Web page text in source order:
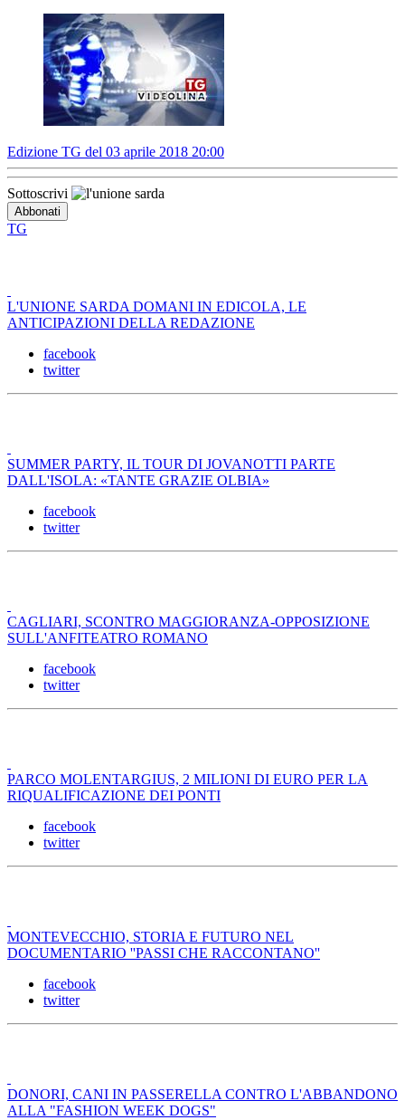
Edizione TG del 03 aprile 2018 20:00
Sottoscrivi
TG
L'UNIONE SARDA DOMANI IN EDICOLA, LE
ANTICIPAZIONI DELLA REDAZIONE
facebook
twitter
SUMMER PARTY, IL TOUR DI JOVANOTTI PARTE
DALL'ISOLA: «TANTE GRAZIE OLBIA»
facebook
twitter
CAGLIARI, SCONTRO MAGGIORANZA-OPPOSIZIONE
SULL'ANFITEATRO ROMANO
facebook
twitter
PARCO MOLENTARGIUS, 2 MILIONI DI EURO PER LA
RIQUALIFICAZIONE DEI PONTI
facebook
twitter
MONTEVECCHIO, STORIA E FUTURO NEL
DOCUMENTARIO ''PASSI CHE RACCONTANO''
facebook
twitter
DONORI, CANI IN PASSERELLA CONTRO L'ABBANDONO
ALLA "FASHION WEEK DOGS"